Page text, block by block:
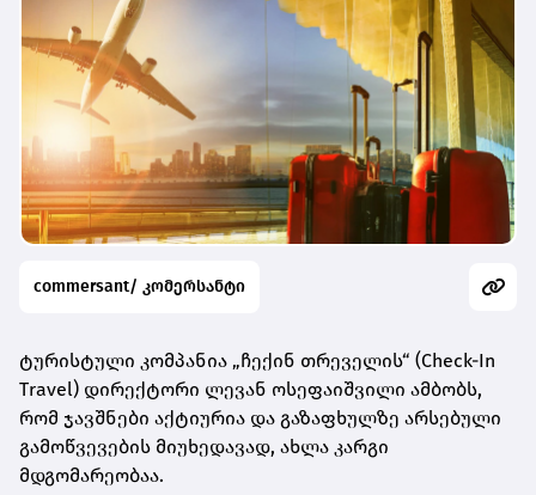
commersant/ კომერსანტი
ტურისტული კომპანია „ჩექინ თრეველის“ (Check-In
Travel) დირექტორი ლევან ოსეფაიშვილი ამბობს,
რომ ჯავშნები აქტიურია და გაზაფხულზე არსებული
გამოწვევების მიუხედავად, ახლა კარგი
მდგომარეობაა.